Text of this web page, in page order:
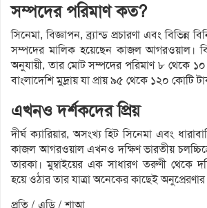
সম্পদের পরিমাণ কত?
সিনেমা, বিজ্ঞাপন, ব্র্যান্ড প্রচারণা এবং বিভিন্ন
সম্পদের মালিক হয়েছেন কাজল আগরওয়াল।
অনুযায়ী, তার মোট সম্পদের পরিমাণ ৮ থেকে ১০
বাংলাদেশি মুদ্রায় যা প্রায় ৯৫ থেকে ১২০ কোটি
এখনও দর্শকদের প্রিয়
দীর্ঘ ক্যারিয়ার, অসংখ্য হিট সিনেমা এবং
কাজল আগরওয়াল এখনও দক্ষিণ ভারতীয়
তারকা। মুম্বাইয়ের এক সাধারণ তরুণী থেকে
হয়ে ওঠার তার যাত্রা অনেকের কাছেই
প্রতি / এডি / শাআ